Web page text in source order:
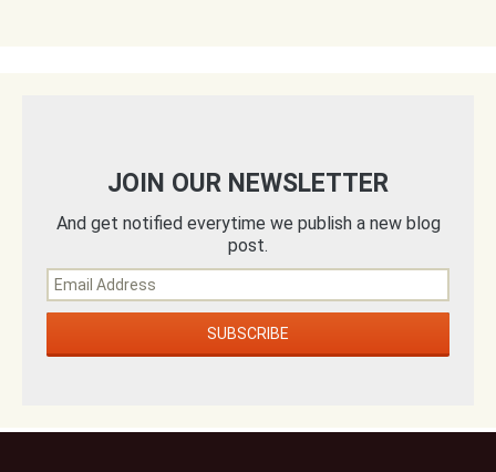
JOIN OUR NEWSLETTER
And get notified everytime we publish a new blog
post.